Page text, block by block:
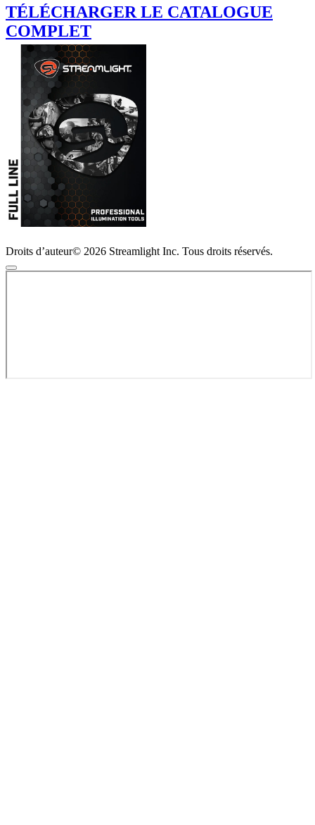
TÉLÉCHARGER LE CATALOGUE
COMPLET
Droits d’auteur© 2026 Streamlight Inc. Tous droits réservés.